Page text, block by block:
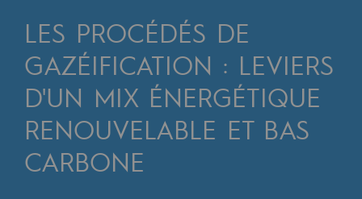
Transversalité et Collaboratif
Notre culture et nos valeurs
Une organisation certifiée
Notre organisation
Notre organisation
LES PROCÉDÉS DE
GAZÉIFICATION : LEVIERS
D'UN MIX ÉNERGÉTIQUE
RENOUVELABLE ET BAS
CARBONE